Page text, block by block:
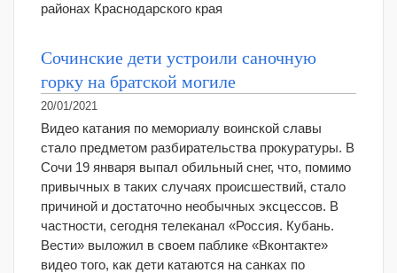
районах Краснодарского края
Сочинские дети устроили саночную
горку на братской могиле
20/01/2021
Видео катания по мемориалу воинской славы
стало предметом разбирательства прокуратуры. В
Сочи 19 января выпал обильный снег, что, помимо
привычных в таких случаях происшествий, стало
причиной и достаточно необычных эксцессов. В
частности, сегодня телеканал «Россия. Кубань.
Вести» выложил в своем паблике «Вконтакте»
видео того, как дети катаются на санках по